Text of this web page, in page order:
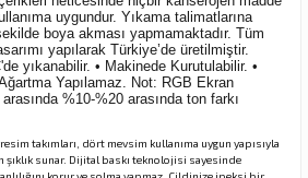
uygundur. Yıkama talimatlarına
boya akması yapmamaktadır. Tüm
yapılarak Türkiye’de üretilmiştir.
yıkanabilir. • Makinede Kurutulabilir. •
Yapılamaz. Not: RGB Ekran
%10-%20 arasında ton farkı
takımları, dört mevsim kullanıma uygun yapısıyla
şıklık sunar. Dijital baskı teknolojisi sayesinde